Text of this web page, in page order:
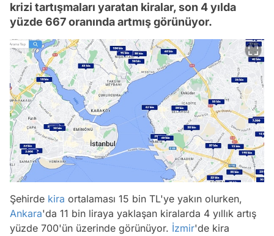
krizi tartışmaları yaratan kiralar, son 4 yılda
yüzde 667 oranında artmış görünüyor.
Şehirde kira ortalaması 15 bin TL'ye yakın olurken,
Ankara'da 11 bin liraya yaklaşan kiralarda 4 yıllık artış
yüzde 700'ün üzerinde görünüyor. İzmir'de kira